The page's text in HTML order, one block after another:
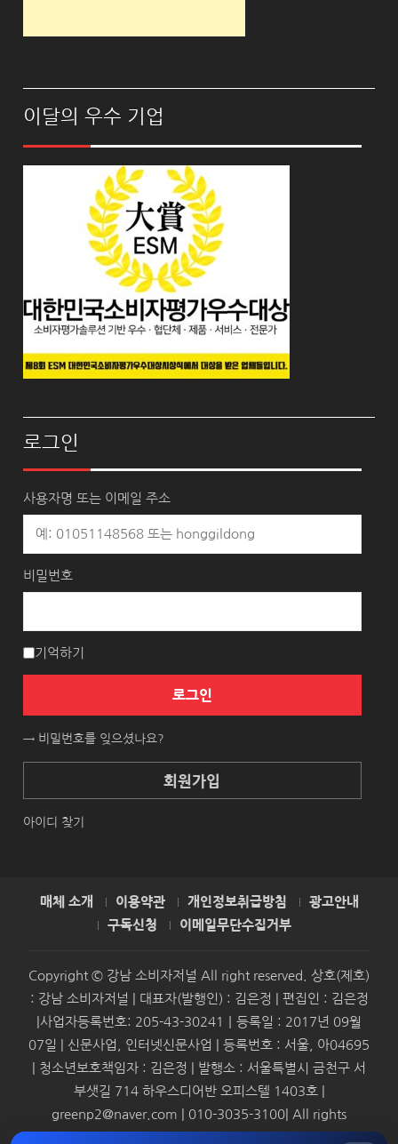
이달의 우수 기업
로그인
사용자명 또는 이메일 주소
비밀번호
기억하기
로그인
→ 비밀번호를 잊으셨나요?
회원가입
아이디 찾기
매체 소개 이용약관 개인정보취급방침
광고안내
구독신청
이메일무단수집거부
Copyright © 강남 소비자저널 All right reserved. 상호(제호)
: 강남 소비자저널 | 대표자(발행인) : 김은정 | 편집인 : 김은정
|사업자등록번호: 205-43-30241｜등록일 : 2017년 09월
07일 | 신문사업, 인터넷신문사업 | 등록번호 : 서울, 아04695
| 청소년보호책임자 : 김은정 | 발행소 : 서울특별시 금천구 서
부샛길 714 하우스디어반 오피스텔 1403호 |
greenp2@naver.com | 010-3035-3100| All rights